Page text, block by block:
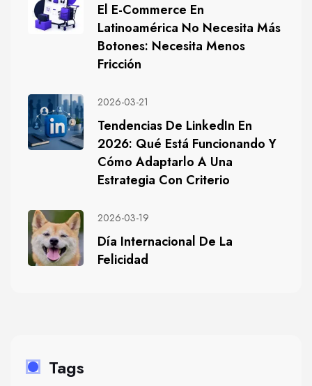
El E-Commerce En
Latinoamérica No Necesita Más
Botones: Necesita Menos
Fricción
2026-03-21
Tendencias De LinkedIn En
2026: Qué Está Funcionando Y
Cómo Adaptarlo A Una
Estrategia Con Criterio
2026-03-19
Día Internacional De La
Felicidad
Tags